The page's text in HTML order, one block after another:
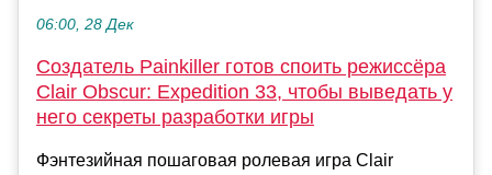
06:00, 28 Дек
Создатель Painkiller готов споить режиссёра
Clair Obscur: Expedition 33, чтобы выведать у
него секреты разработки игры
Фэнтезийная пошаговая ролевая игра Clair